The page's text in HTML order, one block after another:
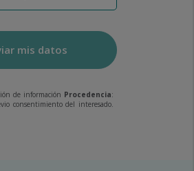
mis datos
de información Procedencia:
consentimiento del interesado.